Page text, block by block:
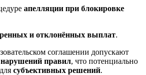
апелляции при блокировке
и отклонённых выплат.
соглашении допускают
правил, что потенциально
субъективных решений.